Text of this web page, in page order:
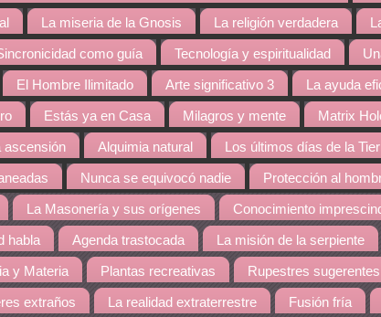
La miseria de la Gnosis La religión verdadera
como guía Tecnología y espiritualidad
El Hombre Ilimitado Arte significativo 3 La ayuda
Estás ya en Casa Milagros y mente Matrix
ascensión Alquimia natural Los últimos días de la
Nunca se equivocó nadie Protección al
La Masonería y sus orígenes Conocimiento
habla Agenda trastocada La misión de la serpiente
y Materia Plantas recreativas Rupestres sugerentes
extraños La realidad extraterrestre Fusión fría